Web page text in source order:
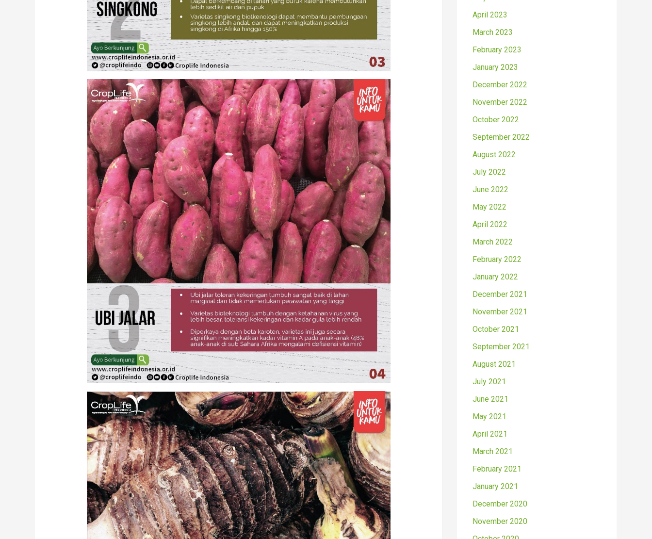
April 2023
March 2023
February 2023
January 2023
December 2022
November 2022
October 2022
September 2022
August 2022
July 2022
June 2022
May 2022
April 2022
March 2022
February 2022
January 2022
December 2021
November 2021
October 2021
September 2021
August 2021
July 2021
June 2021
May 2021
April 2021
March 2021
February 2021
January 2021
December 2020
November 2020